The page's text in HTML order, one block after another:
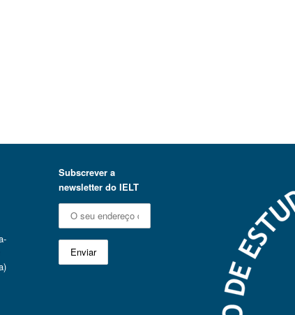
Subscrever a
newsletter do IELT